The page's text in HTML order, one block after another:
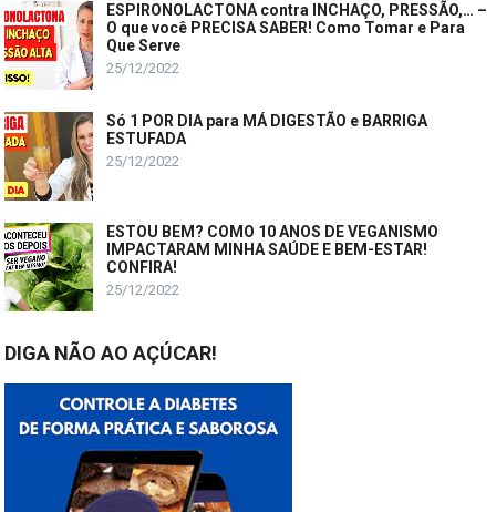
ESPIRONOLACTONA contra INCHAÇO, PRESSÃO,… –
O que você PRECISA SABER! Como Tomar e Para
Que Serve
25/12/2022
Só 1 POR DIA para MÁ DIGESTÃO e BARRIGA
ESTUFADA
25/12/2022
ESTOU BEM? COMO 10 ANOS DE VEGANISMO
IMPACTARAM MINHA SAÚDE E BEM-ESTAR!
CONFIRA!
25/12/2022
DIGA NÃO AO AÇÚCAR!